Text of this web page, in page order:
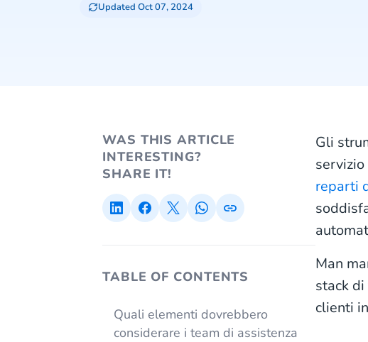
Updated Oct 07, 2024
WAS THIS ARTICLE
INTERESTING?
SHARE IT!
TABLE OF CONTENTS
Quali elementi dovrebbero
considerare i team di assistenza
Gli
reparti
Man
stack
clienti